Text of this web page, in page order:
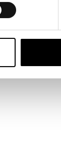
En Stock